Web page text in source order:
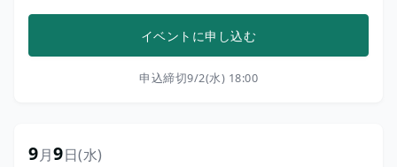
イベントに申し込む
申込締切9/2(水) 18:00
9月9日(水)